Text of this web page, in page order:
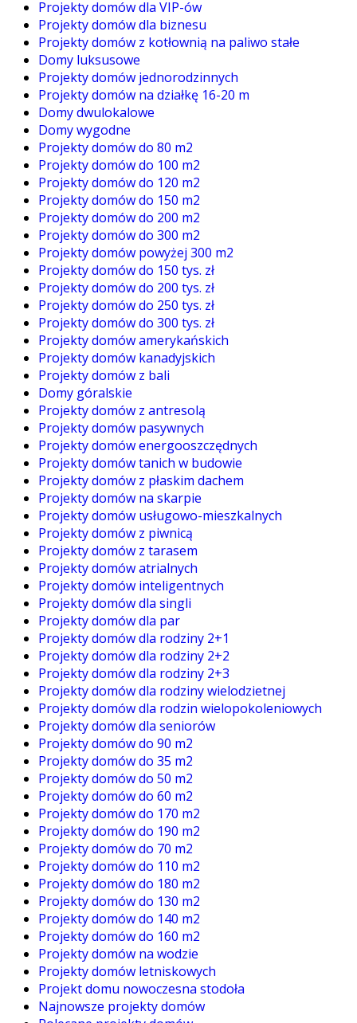
Projekty domów dla VIP-ów
Projekty domów dla biznesu
Projekty domów z kotłownią na paliwo stałe
Domy luksusowe
Projekty domów jednorodzinnych
Projekty domów na działkę 16-20 m
Domy dwulokalowe
Domy wygodne
Projekty domów do 80 m2
Projekty domów do 100 m2
Projekty domów do 120 m2
Projekty domów do 150 m2
Projekty domów do 200 m2
Projekty domów do 300 m2
Projekty domów powyżej 300 m2
Projekty domów do 150 tys. zł
Projekty domów do 200 tys. zł
Projekty domów do 250 tys. zł
Projekty domów do 300 tys. zł
Projekty domów amerykańskich
Projekty domów kanadyjskich
Projekty domów z bali
Domy góralskie
Projekty domów z antresolą
Projekty domów pasywnych
Projekty domów energooszczędnych
Projekty domów tanich w budowie
Projekty domów z płaskim dachem
Projekty domów na skarpie
Projekty domów usługowo-mieszkalnych
Projekty domów z piwnicą
Projekty domów z tarasem
Projekty domów atrialnych
Projekty domów inteligentnych
Projekty domów dla singli
Projekty domów dla par
Projekty domów dla rodziny 2+1
Projekty domów dla rodziny 2+2
Projekty domów dla rodziny 2+3
Projekty domów dla rodziny wielodzietnej
Projekty domów dla rodzin wielopokoleniowych
Projekty domów dla seniorów
Projekty domów do 90 m2
Projekty domów do 35 m2
Projekty domów do 50 m2
Projekty domów do 60 m2
Projekty domów do 170 m2
Projekty domów do 190 m2
Projekty domów do 70 m2
Projekty domów do 110 m2
Projekty domów do 180 m2
Projekty domów do 130 m2
Projekty domów do 140 m2
Projekty domów do 160 m2
Projekty domów na wodzie
Projekty domów letniskowych
Projekt domu nowoczesna stodoła
Najnowsze projekty domów